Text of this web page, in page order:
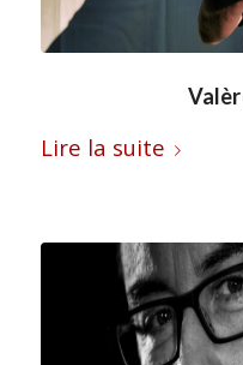
Lire la suite